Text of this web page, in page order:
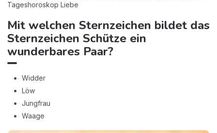
Tageshoroskop Liebe
Mit welchen Sternzeichen bildet das
Sternzeichen Schütze ein
wunderbares Paar?
Widder
Löw
Jungfrau
Waage